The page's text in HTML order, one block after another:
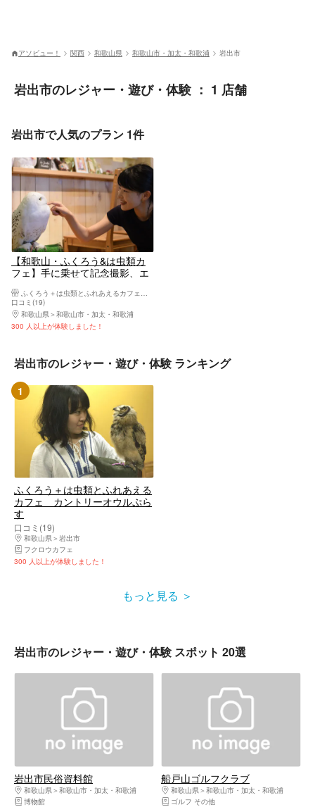
アソビュー！ 関西 和歌山県 和歌山市・加太・和歌浦 岩出市
岩出市のレジャー・遊び・体験 ： 1 店舗
岩出市で人気のプラン 1件
【和歌山・ふくろう&は虫類カ
フェ】手に乗せて記念撮影、エ
とのふれあい体験
ふくろう＋は虫類とふれあえるカフェ カントリーオウルぷらす
口コミ(19)
和歌山県
和歌山市・加太・和歌浦
300 人以上が体験しました！
岩出市のレジャー・遊び・体験 ランキング
1
ふくろう＋は虫類とふれあえる
カフェ カントリーオウルぷら
す
口コミ(19)
和歌山県
岩出市
フクロウカフェ
300 人以上が体験しました！
もっと見る
岩出市のレジャー・遊び・体験 スポット 20選
岩出市民俗資料館
和歌山県
和歌山市・加太・和歌浦
博物館
船戸山ゴルフクラブ
和歌山県
和歌山市・加太・和歌浦
ゴルフ その他